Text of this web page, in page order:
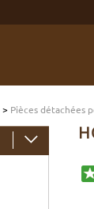
> Pièces détachées